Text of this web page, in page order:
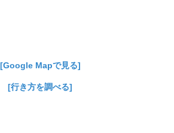
[Google Mapで見る]
[行き方を調べる]